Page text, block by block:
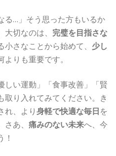
る…」そう思った方もいるか
切なのは、 完璧を目指さな
さなことから始めて、 少し
りも重要です。
しい運動」「食事改善」「賢
取り入れてみてください。き
れ、より身軽で快適な毎日を
あ、 痛みのない未来へ、今